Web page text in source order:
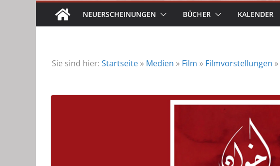
NEUERSCHEINUNGEN BÜCHER KALENDER
Sie sind hier: Startseite » Medien » Film » Filmvorstellungen »